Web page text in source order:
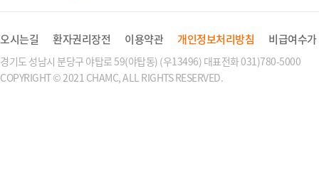
오시는길 환자권리장전 이용약관 개인정보처리방침 비급여수가
경기도 성남시 분당구 야탑로 59(야탑동) (우13496) 대표전화 031)780-5000
COPYRIGHT © 2021 CHAMC, ALL RIGHTS RESERVED.